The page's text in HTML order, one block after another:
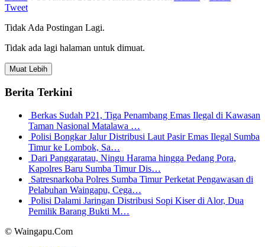
Tweet
Tidak Ada Postingan Lagi.
Tidak ada lagi halaman untuk dimuat.
Muat Lebih
Berita Terkini
Berkas Sudah P21, Tiga Penambang Emas Ilegal di Kawasan
Taman Nasional Matalawa …
Polisi Bongkar Jalur Distribusi Laut Pasir Emas Ilegal Sumba
Timur ke Lombok, Sa…
Dari Panggaratau, Ningu Harama hingga Pedang Pora,
Kapolres Baru Sumba Timur Dis…
Satresnarkoba Polres Sumba Timur Perketat Pengawasan di
Pelabuhan Waingapu, Cega…
Polisi Dalami Jaringan Distribusi Sopi Kiser di Alor, Dua
Pemilik Barang Bukti M…
© Waingapu.Com